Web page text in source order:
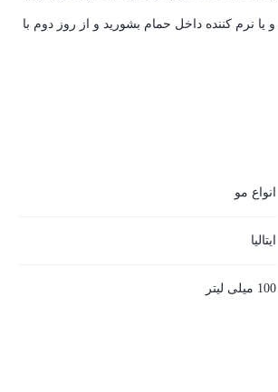
نرم کننده داخل حمام بشورید و از روز دوم با
انواع مو
ایتالیا
100 میلی لیتر